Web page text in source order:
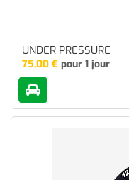
UNDER PRESSURE
75,00 € pour 1 jour